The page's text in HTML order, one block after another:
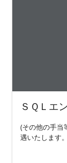
ＳＱＬエ
(その他の手当
遇いたします